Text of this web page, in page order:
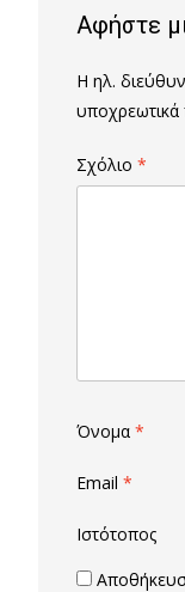
Αφήστε
Η ηλ.
υποχρεωτικά
Σχόλιο *
Όνομα *
Email *
Ιστότοπος